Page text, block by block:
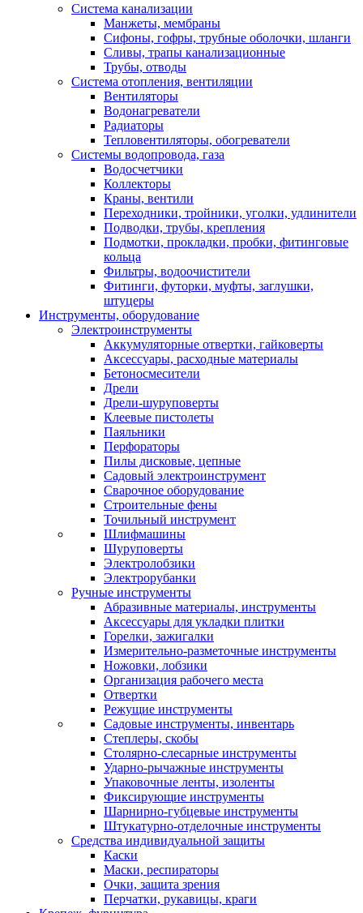
Система канализации
Манжеты, мембраны
Сифоны, гофры, трубные оболочки, шланги
Сливы, трапы канализационные
Трубы, отводы
Система отопления, вентиляции
Вентиляторы
Водонагреватели
Радиаторы
Тепловентиляторы, обогреватели
Системы водопровода, газа
Водосчетчики
Коллекторы
Краны, вентили
Переходники, тройники, уголки, удлинители
Подводки, трубы, крепления
Подмотки, прокладки, пробки, фитинговые
кольца
Фильтры, водоочистители
Фитинги, футорки, муфты, заглушки,
штуцеры
Инструменты, оборудование
Электроинструменты
Аккумуляторные отвертки, гайковерты
Аксессуары, расходные материалы
Бетоносмесители
Дрели
Дрели-шуруповерты
Клеевые пистолеты
Паяльники
Перфораторы
Пилы дисковые, цепные
Садовый электроинструмент
Сварочное оборудование
Строительные фены
Точильный инструмент
Шлифмашины
Шуруповерты
Электролобзики
Электрорубанки
Ручные инструменты
Абразивные материалы, инструменты
Аксессуары для укладки плитки
Горелки, зажигалки
Измерительно-разметочные инструменты
Ножовки, лобзики
Организация рабочего места
Отвертки
Режущие инструменты
Садовые инструменты, инвентарь
Степлеры, скобы
Столярно-слесарные инструменты
Ударно-рычажные инструменты
Упаковочные ленты, изоленты
Фиксирующие инструменты
Шарнирно-губцевые инструменты
Штукатурно-отделочные инструменты
Средства индивидуальной защиты
Каски
Маски, респираторы
Очки, защита зрения
Перчатки, рукавицы, краги